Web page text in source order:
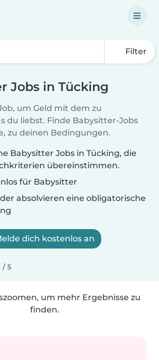
Filter
Jobs in Tücking
um Geld mit dem zu
du liebst. Finde Babysitter-Jobs
zu deinen Bedingungen.
Babysitter Jobs in Tücking, die
übereinstimmen.
für Babysitter
absolvieren eine obligatorische
dich kostenlos an
/ 5
um mehr Ergebnisse zu
finden.